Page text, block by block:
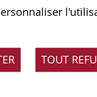
TOUT